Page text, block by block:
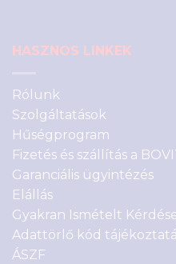
HASZNOS LINKEK
Rólunk
Szolgáltatások
Hűségprogram
Fizetés és szállítás a
Garanciális ügyintézés
Elállás
Gyakran Ismételt
Adattörlő kód
ÁSZF